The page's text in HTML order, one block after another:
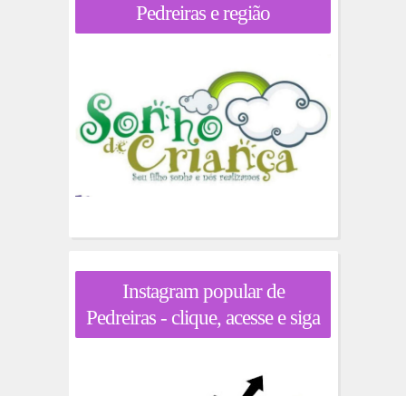
Pedreiras e região
Instagram popular de
Pedreiras - clique, acesse e siga